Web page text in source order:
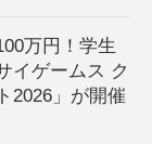
万円！学生
イゲームス ク
2026」が開催